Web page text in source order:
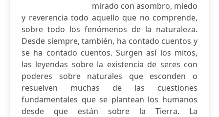
mirado con asombro, miedo
y reverencia todo aquello que no comprende,
sobre todo los fenómenos de la naturaleza.
Desde siempre, también, ha contado cuentos y
se ha contado cuentos. Surgen así los mitos,
las leyendas sobre la existencia de seres con
poderes sobre naturales que esconden o
resuelven muchas de las cuestiones
fundamentales que se plantean los humanos
desde que están sobre la Tierra. La